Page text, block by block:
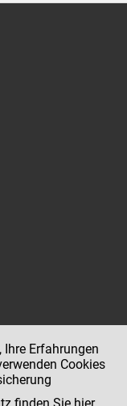
Ihre Erfahrungen
Cookies